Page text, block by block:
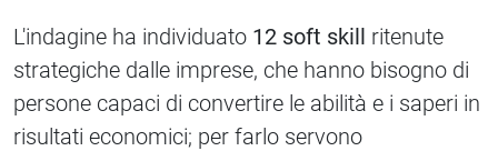
L'indagine ha individuato 12 soft skill ritenute
strategiche dalle imprese, che hanno bisogno di
persone capaci di convertire le abilità e i saperi in
risultati economici; per farlo servono